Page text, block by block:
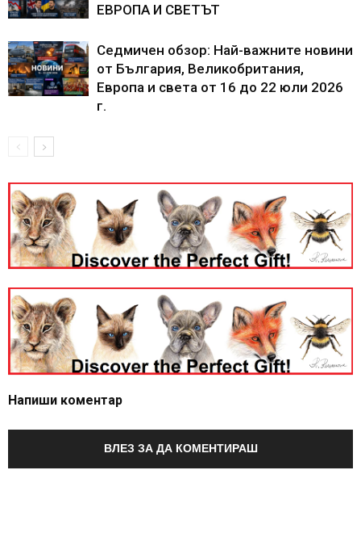
ЕВРОПА И СВЕТЪТ
Седмичен обзор: Най-важните новини
от България, Великобритания,
Европа и света от 16 до 22 юли 2026
г.
Напиши коментар
ВЛЕЗ ЗА ДА КОМЕНТИРАШ